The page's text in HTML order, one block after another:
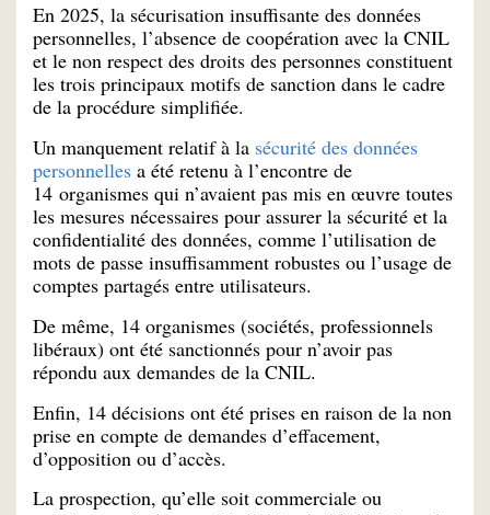
En 2025, la sécurisation insuffisante des données
personnelles, l’absence de coopération avec la CNIL
et le non respect des droits des personnes constituent
les trois principaux motifs de sanction dans le cadre
de la procédure simplifiée.
Un manquement relatif à la sécurité des données
personnelles a été retenu à l’encontre de
14 organismes qui n’avaient pas mis en œuvre toutes
les mesures nécessaires pour assurer la sécurité et la
confidentialité des données, comme l’utilisation de
mots de passe insuffisamment robustes ou l’usage de
comptes partagés entre utilisateurs.
De même, 14 organismes (sociétés, professionnels
libéraux) ont été sanctionnés pour n’avoir pas
répondu aux demandes de la CNIL.
Enfin, 14 décisions ont été prises en raison de la non
prise en compte de demandes d’effacement,
d’opposition ou d’accès.
La prospection, qu’elle soit commerciale ou